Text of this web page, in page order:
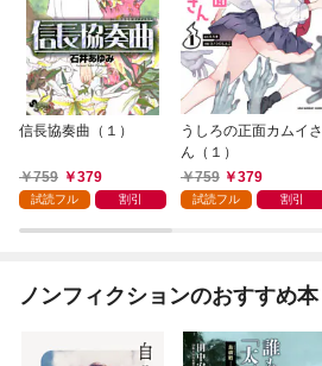
信長協奏曲（１）
759 379
試読フル 割引
うしろの正面カムイさ
ん（１）
759
379
試読フル 割引
ノンフィクションのおすすめ本